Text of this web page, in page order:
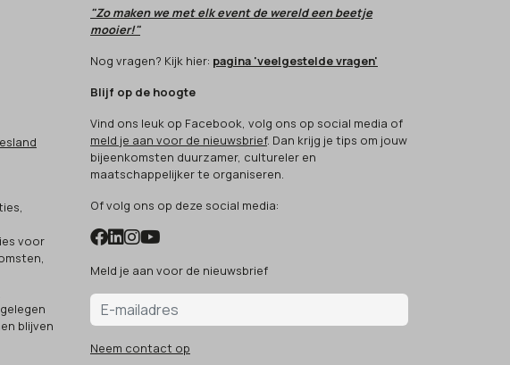
voor
blijven
"Zo maken we met elk event de wereld een beetje
mooier!"
Nog vragen? Kijk hier: pagina 'veelgestelde vragen'
Blijf op de hoogte
Vind ons leuk op Facebook, volg ons op social media of
meld je aan voor de nieuwsbrief. Dan krijg je tips om jouw
bijeenkomsten duurzamer, cultureler en
maatschappelijker te organiseren.
Of volg ons op deze social media:
Meld je aan voor de nieuwsbrief
Neem contact op